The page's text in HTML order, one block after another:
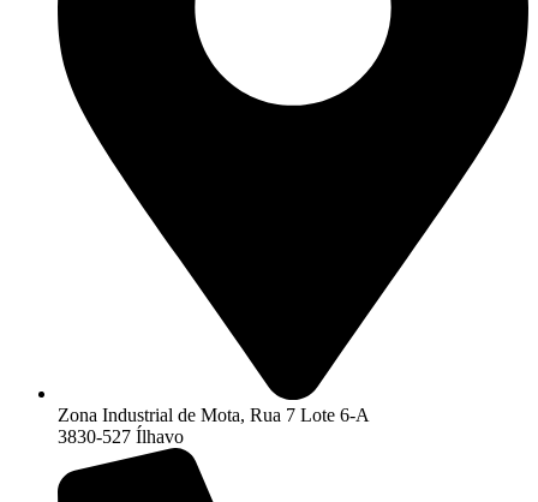
Zona Industrial de Mota, Rua 7 Lote 6-A
3830-527 Ílhavo